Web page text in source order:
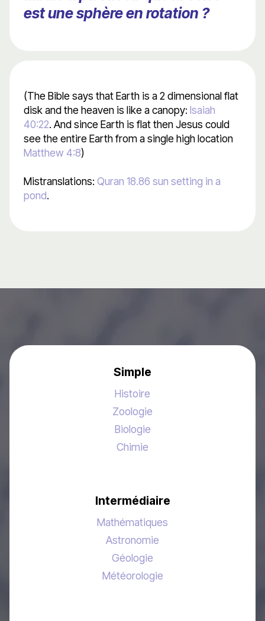
est une sphère en rotation ?
(The Bible says that Earth is a 2 dimensional flat
disk and the heaven is like a canopy: Isaiah
40:22. And since Earth is flat then Jesus could
see the entire Earth from a single high location
Matthew 4:8)
Mistranslations: Quran 18.86 sun setting in a
pond.
Simple
Histoire
Zoologie
Biologie
Chimie
Intermédiaire
Mathématiques
Astronomie
Géologie
Météorologie